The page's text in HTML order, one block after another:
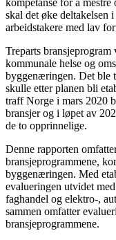
skal det øke deltakelsen
arbeidstakere med lav
Treparts
kommunale helse og
byggenæringen. Det ble
skulle etter planen bli
traff Norge i mars 2020
bransjer og i løpet av
de to opprinnelige.
Denne rapporten
bransjeprogrammene,
byggenæringen. Med
evalueringen utvidet
faghandel og elektro-,
sammen omfatter
bransjeprogrammene.